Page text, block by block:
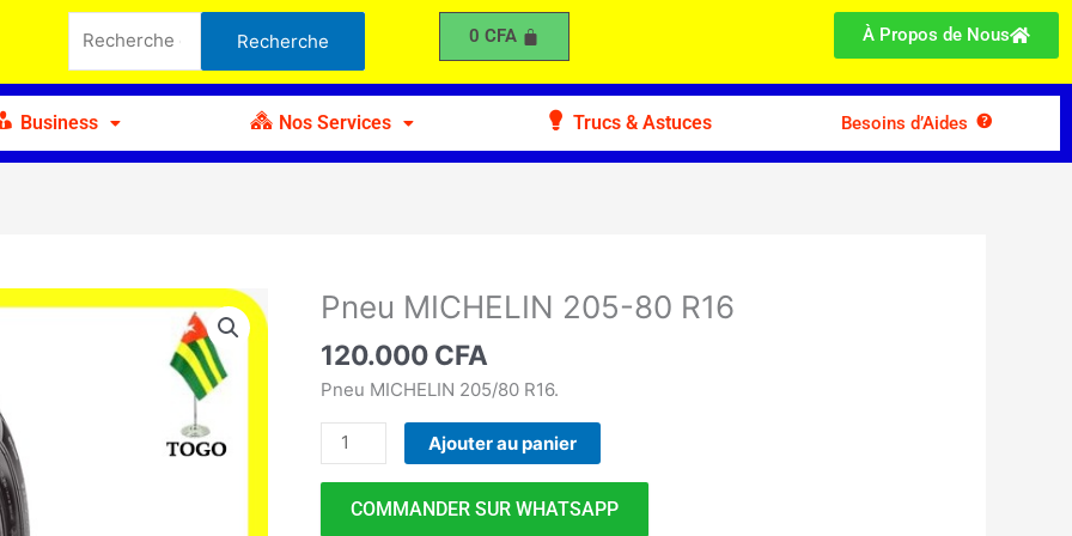
pour :
Recherche 0 CFA À Propos de Nous
Business Nos Services Trucs & Astuces Besoins d’Aides
Pneu MICHELIN 205-80 R16
120.000 CFA
Pneu MICHELIN 205/80 R16.
quantité
Pneu
MICHELIN
Ajouter au panier
COMMANDER SUR WHATSAPP
MICHELIN
R16